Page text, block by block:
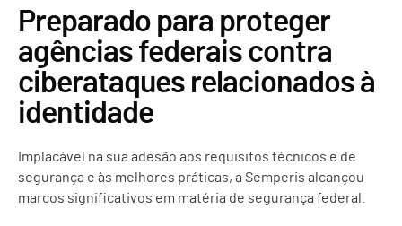
Preparado para proteger
agências federais contra
ciberataques relacionados à
identidade
Implacável na sua adesão aos requisitos técnicos e de
segurança e às melhores práticas, a Semperis alcançou
marcos significativos em matéria de segurança federal.